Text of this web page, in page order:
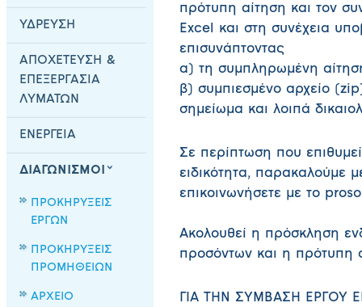
ΥΔΡΕΥΣΗ
ΑΠΟΧΕΤΕΥΣΗ &
ΕΠΕΞΕΡΓΑΣΙΑ
ΛΥΜΑΤΩΝ
ΕΝΕΡΓΕΙΑ
ΔΙΑΓΩΝΙΣΜΟΙ
ΠΡΟΚΗΡΥΞΕΙΣ
ΕΡΓΩΝ
ΠΡΟΚΗΡΥΞΕΙΣ
ΠΡΟΜΗΘΕΙΩΝ
ΑΡΧΕΙΟ
πρότυπη αίτηση και τον
Excel και στη συνέχεια
επισυνάπτοντας
α) τη συμπληρωμένη
β) συμπιεσμένο αρχείο
σημείωμα και λοιπά
Σε περίπτωση που
ειδικότητα, παρακαλούμε
επικοινωνήσετε με το
Ακολουθεί η πρόσκληση
προσόντων και η πρότυπη
ΓΙΑ ΤΗΝ ΣΥΜΒΑΣΗ ΕΡΓΟΥ